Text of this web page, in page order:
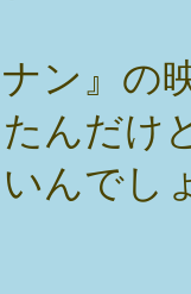
ン』の
んだけ
んでし